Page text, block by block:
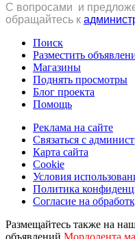
С вопросами и
обращайтесь к
Поиск
Разместить
Магазины
Поднять просмотры
Блог проекта
Помощь
Реклама на сайте
Связаться с
Карта сайта
Cookie
Условия
Политика
Согласие на
Размещайтесь также на
объявлений